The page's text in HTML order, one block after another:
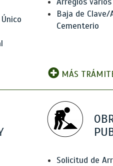
Baja de
Cementerio
MÁS
Solicitud de